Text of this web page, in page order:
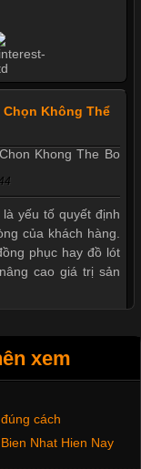
Không Thể
yếu tố quyết định
của khách hàng.
phục hay đồ lót
cao giá trị sản
xem
thu 2017
và nữ 2017
nam giá sỉ
cách